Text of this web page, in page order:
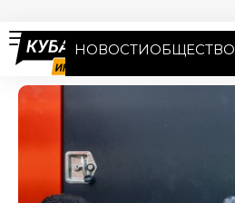
НОВОСТИОБЩЕСТВО